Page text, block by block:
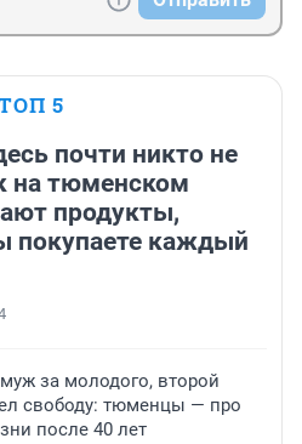
5
почти никто не
на тюменском
продукты,
покупаете каждый
за молодого, второй
свободу: тюменцы — про
после 40 лет